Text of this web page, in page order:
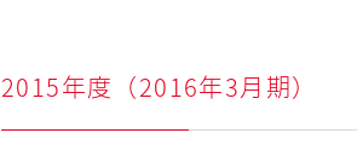
2015年度（2016年3月期）